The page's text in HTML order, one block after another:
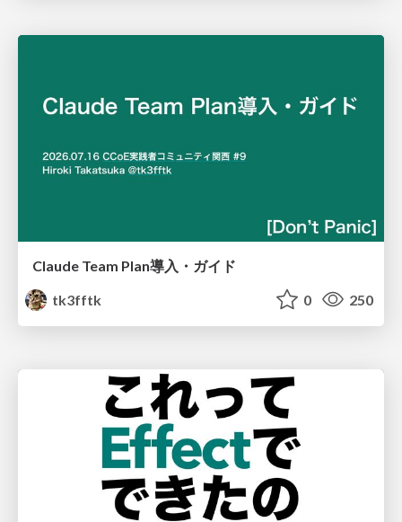
Claude Team Plan導入・ガイド
tk3fftk
0 250